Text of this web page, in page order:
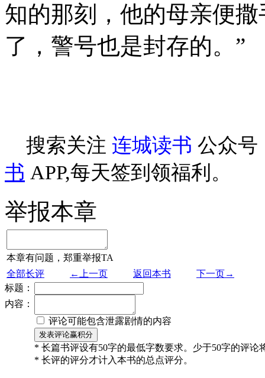
知的那刻，他的母亲便
了，警号也是封存的。”
搜索关注 连城读书 公众号
书 APP,每天签到领福利。
举报本章
本章有问题，郑重举报TA
全部长评
←上一页 返回本书
下一页→
标题：
内容：
评论可能包含泄露剧情的内容
* 长篇书评设有50字的最低字数要求。少于50字的评论
* 长评的评分才计入本书的总点评分。